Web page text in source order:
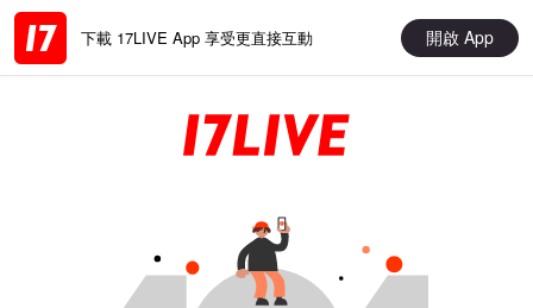
下載 17LIVE App 享受更直接互動 開啟 App